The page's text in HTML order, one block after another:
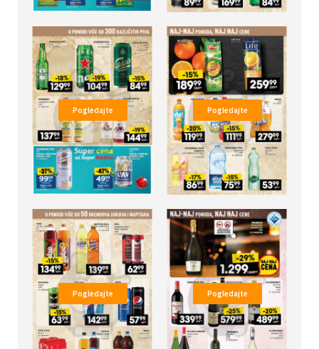
Pogledajte Pogledajte
Pogledajte Pogledajte